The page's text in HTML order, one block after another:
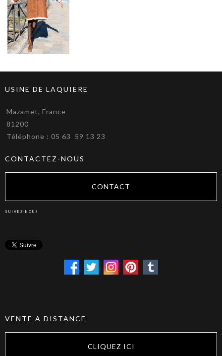
USINE DE LAQUIERE
Mazamet, France
81200
Téléphone : 05 63 59 13 23
CONTACTEZ-NOUS
CONTACT
SUIVEZ-NOUS
VENTE A DISTANCE
CLIQUEZ ICI